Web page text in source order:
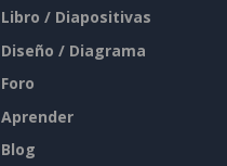
Libro / Diapositivas
Diseño / Diagrama
Foro
Aprender
Blog